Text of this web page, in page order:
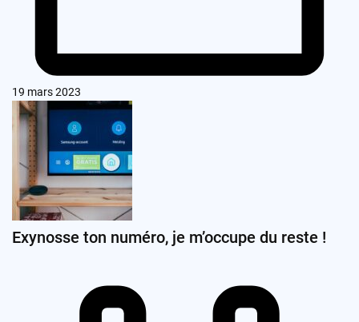
19 mars 2023
Exynosse ton numéro, je m’occupe du reste !